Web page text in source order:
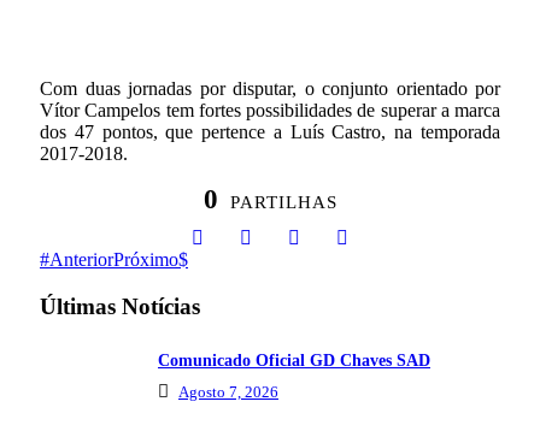
Com duas jornadas por disputar, o conjunto orientado por
Vítor Campelos tem fortes possibilidades de superar a marca
dos 47 pontos, que pertence a Luís Castro, na temporada
2017-2018.
0 PARTILHAS
AnteriorPróximo
Últimas Notícias
Comunicado Oficial GD Chaves SAD
Agosto 7, 2026